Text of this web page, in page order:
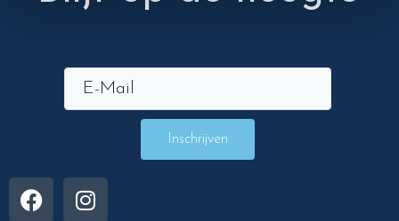
Inschrijven